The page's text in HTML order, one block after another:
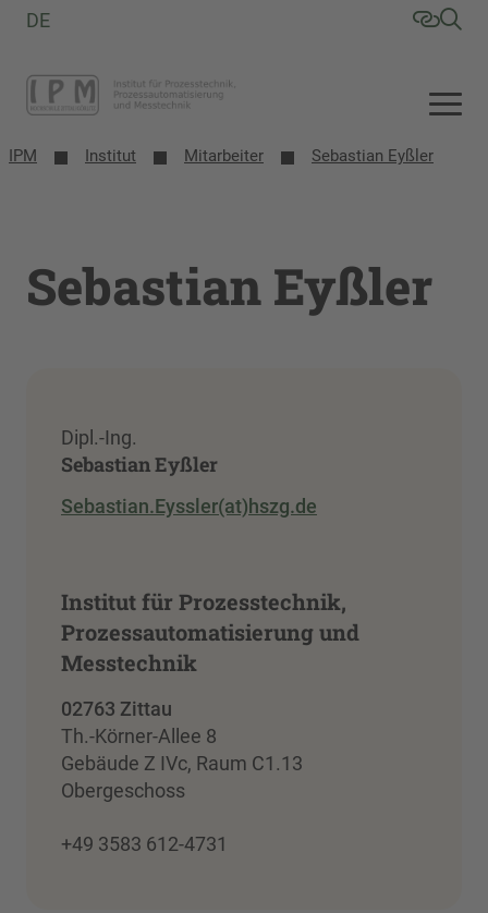
DE
IPM Institut Mitarbeiter Sebastian Eyßler
Sebastian Eyßler
Dipl.-Ing.
Sebastian Eyßler
Sebastian.Eyssler(at)hszg.de
Institut für Prozesstechnik,
Prozessautomatisierung und
Messtechnik
02763 Zittau
Th.-Körner-Allee 8
Gebäude Z IVc, Raum C1.13
Obergeschoss
+49 3583 612-4731